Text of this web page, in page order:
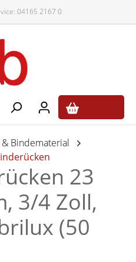
04165 2167 0
Bindematerial
23
3/4 Zoll,
(50